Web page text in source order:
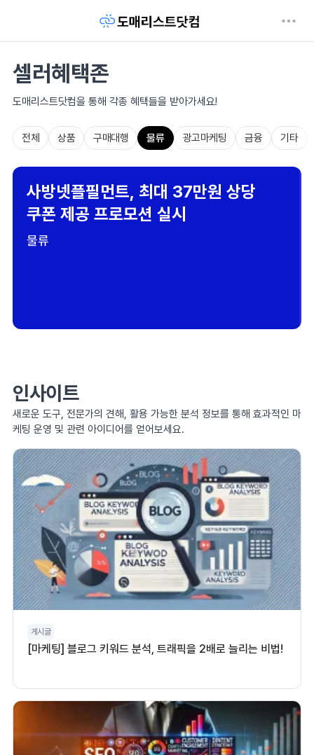
셀러혜택존
도매리스트닷컴을 통해 각종 혜택들을 받아가세요!
전체 상품 구매대행 물류 광고마케팅 금융 기타
사방넷플필먼트, 최대 37만원 상당
쿠폰 제공 프로모션 실시
물류
인사이트
새로운 도구, 전문가의 견해, 활용 가능한 분석 정보를 통해 효과적인 마
케팅 운영 및 관련 아이디어를 얻어보세요.
게시글
[마케팅] 블로그 키워드 분석, 트래픽을 2배로 늘리는 비법!